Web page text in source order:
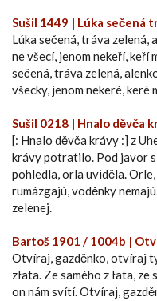
Sušil 1449 | Lúka sečená
Lúka sečená, tráva zelená,
ne všecí, jenom nekeří, keří
sečená, tráva zelená,
všecky, jenom nekeré, keré
Sušil 0218 | Hnalo děvča
[: Hnalo děvča krávy :] z
krávy potratilo. Pod javor
pohledla, orla uviděla.
rumázgajú, voděnky
zelenej.
Bartoš 1901 / 1004b |
Otvíraj, gazděnko, otvíraj
złata. Ze samého z łata,
on nám svítí. Otvíraj,